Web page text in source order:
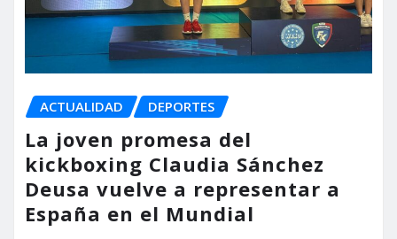
ACTUALIDAD DEPORTES
La joven promesa del
kickboxing Claudia Sánchez
Deusa vuelve a representar a
España en el Mundial